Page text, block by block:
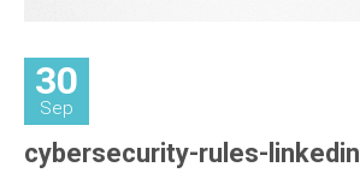
30
Sep
cybersecurity-rules-linkedin